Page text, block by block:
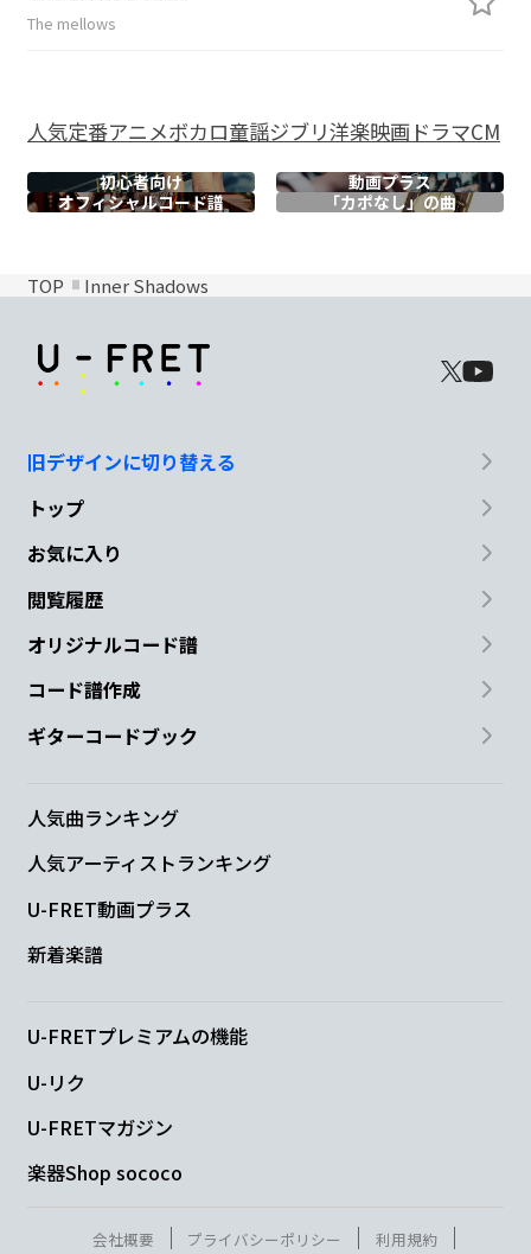
The mellows
人気定番アニメボカロ童謡ジブリ洋楽映画ドラマCM
初心者向け
動画プラス
オフィシャルコード譜 「カポなし」の曲
TOP Inner Shadows
旧デザインに切り替える
トップ
お気に入り
閲覧履歴
オリジナルコード譜
コード譜作成
ギターコードブック
人気曲ランキング
人気アーティストランキング
U-FRET動画プラス
新着楽譜
U-FRETプレミアムの機能
U-リク
U-FRETマガジン
楽器Shop sococo
会社概要 プライバシーポリシー 利用規約